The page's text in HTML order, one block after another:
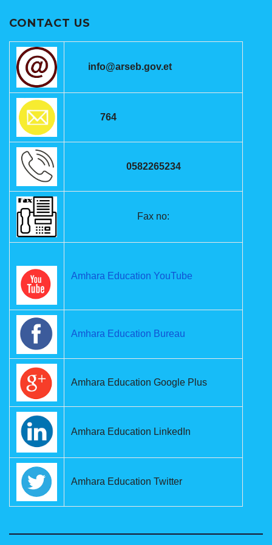
CONTACT US
info@arseb.gov.et
764
0582265234
Fax no:
Amhara Education YouTube
Amhara Education Bureau
Amhara Education Google Plus
Amhara Education LinkedIn
Amhara Education Twitter